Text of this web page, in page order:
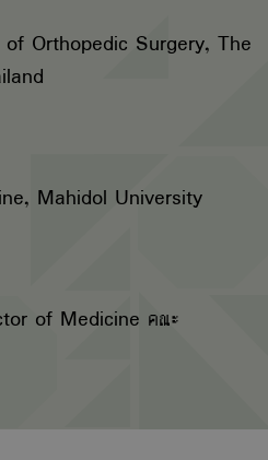
Orthopedic Surgery, The
Mahidol University
of Medicine คณะ